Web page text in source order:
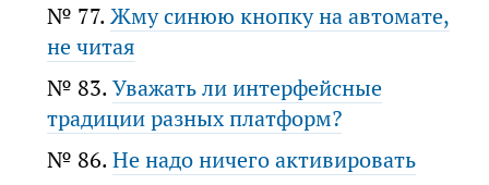
№ 77.Жму синюю кнопку на автомате,
не читая
№ 83.Уважать ли интерфейсные
традиции разных платформ?
№ 86.Не надо ничего активировать